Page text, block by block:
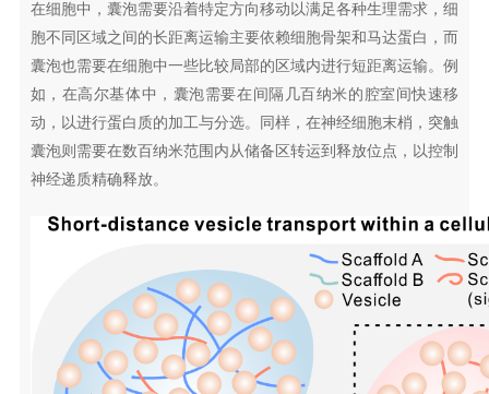
在细胞中，囊泡需要沿着特定方向移动以满足各种生理需求，细
胞不同区域之间的长距离运输主要依赖细胞骨架和马达蛋白，而
囊泡也需要在细胞中一些比较局部的区域内进行短距离运输。例
如，在高尔基体中，囊泡需要在间隔几百纳米的腔室间快速移
动，以进行蛋白质的加工与分选。同样，在神经细胞末梢，突触
囊泡则需要在数百纳米范围内从储备区转运到释放位点，以控制
神经递质精确释放。